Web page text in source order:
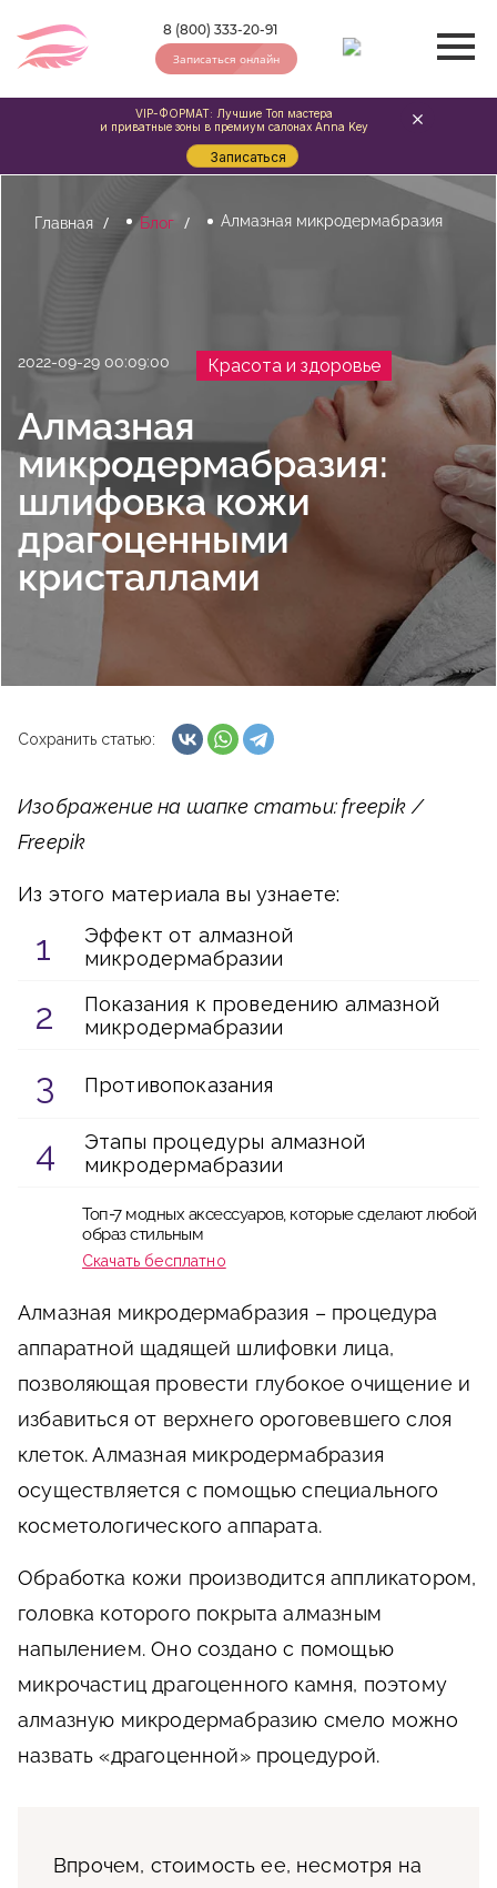
8 (800) 333-20-91
Записаться онлайн
Главная Блог Алмазная микродермабразия
2022-09-29 00:09:00 Красота и здоровье
Алмазная
микродермабразия:
шлифовка кожи
драгоценными
кристаллами
Сохранить статью:
Изображение на шапке статьи: freepik /
Freepik
Из этого материала вы узнаете:
Эффект от алмазной
микродермабразии
Показания к проведению алмазной
микродермабразии
Противопоказания
Этапы процедуры алмазной
микродермабразии
Топ-7 модных аксессуаров, которые сделают любой
образ стильным
Скачать бесплатно
Алмазная микродермабразия – процедура
аппаратной щадящей шлифовки лица,
позволяющая провести глубокое очищение и
избавиться от верхнего ороговевшего слоя
клеток. Алмазная микродермабразия
осуществляется с помощью специального
косметологического аппарата.
Обработка кожи производится аппликатором,
головка которого покрыта алмазным
напылением. Оно создано с помощью
микрочастиц драгоценного камня, поэтому
алмазную микродермабразию смело можно
назвать «драгоценной» процедурой.
Впрочем, стоимость ее, несмотря на
VIP-ФОРМАТ: Лучшие Топ мастера
и приватные зоны в премиум салонах Anna Key
Записаться